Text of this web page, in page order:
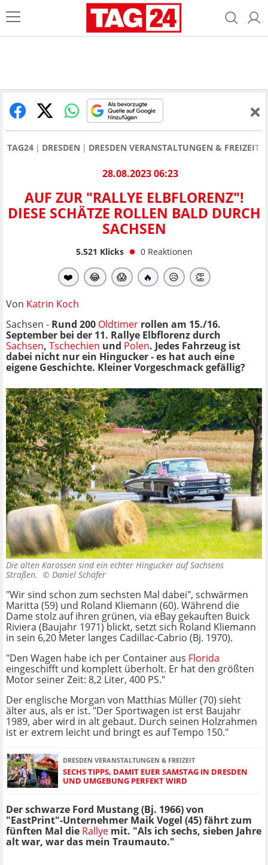
TAG24 DRESDEN DRESDEN VERANSTALTUNGEN & FREIZEIT
28.08.2023 06:23
AUF ZUR "RALLYE ELBFLORENZ"!
DIESE SCHÄTZE ROLLEN BALD DURCH
SACHSEN
5.521 Klicks 0 Reaktionen
❤️ 😂 😱 🔥 😥 👏
Von Katrin Koch
Sachsen - Rund 200 Oldtimer rollen am 15./16.
September bei der 11. Rallye Elbflorenz durch
Sachsen, Tschechien und Polen. Jedes Fahrzeug ist
dabei nicht nur ein Hingucker - es hat auch eine
eigene Geschichte. Kleiner Vorgeschmack gefällig?
Die alten Karossen sind ein echter Hingucker auf Sachsens
Straßen. © Daniel Schäfer
"Wir sind schon zum sechsten Mal dabei", schwärmen
Maritta (59) und Roland Kliemann (60). Während die
Dame stolz auf ihren grünen, via eBay gekauften Buick
Riviera (Baujahr 1971) blickt, setzt sich Roland Kliemann
in sein 6,20 Meter langes Cadillac-Cabrio (Bj. 1970).
"Den Wagen habe ich per Container aus Florida
eingeschifft und komplett überholt. Er hat den größten
Motor seiner Zeit: 8,2 Liter, 400 PS."
Der englische Morgan von Matthias Müller (70) sieht
älter aus, als er ist. "Der Sportwagen ist erst Baujahr
1989, aber wird in alt gebaut. Durch seinen Holzrahmen
ist er extrem leicht und bringt es auf Tempo 150."
DRESDEN VERANSTALTUNGEN & FREIZEIT
SECHS TIPPS, DAMIT EUER SAMSTAG IN DRESDEN
UND UMGEBUNG PERFEKT WIRD
Der schwarze Ford Mustang (Bj. 1966) von
"EastPrint"-Unternehmer Maik Vogel (45) fährt zum
fünften Mal die Rallye mit. "Als ich sechs, sieben Jahre
alt war, war das mein Traumauto."